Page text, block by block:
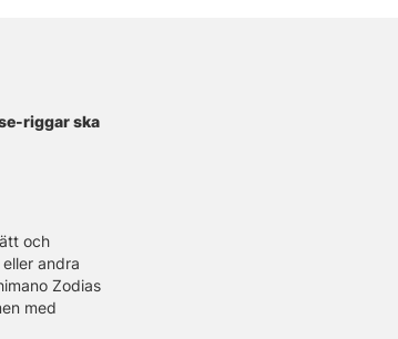
riggar ska
och
andra
Zodias
med